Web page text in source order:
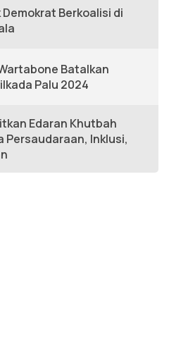
Demokrat Berkoalisi di
Batalkan
Palu 2024
Edaran Khutbah
Persaudaraan, Inklusi,